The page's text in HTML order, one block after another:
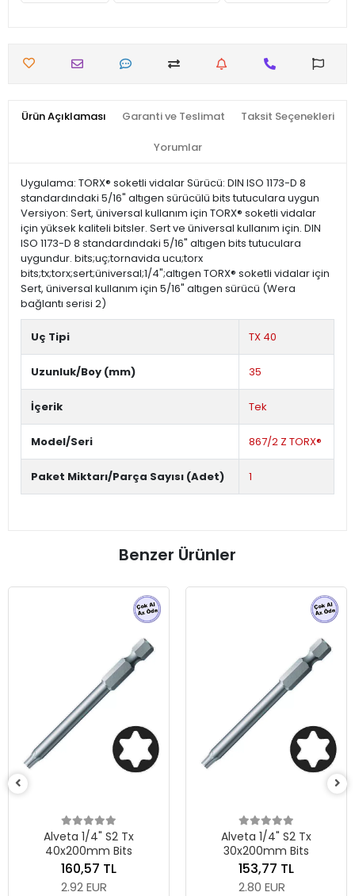
Ürün Açıklaması Garanti ve Teslimat Taksit Seçenekleri
Yorumlar
Uygulama: TORX® soketli vidalar Sürücü: DIN ISO 1173-D 8
standardındaki 5/16" altıgen sürücülü bits tutuculara uygun
Versiyon: Sert, üniversal kullanım için TORX® soketli vidalar
için yüksek kaliteli bitsler. Sert ve üniversal kullanım için. DIN
ISO 1173-D 8 standardındaki 5/16" altıgen bits tutuculara
uygundur. bits;uç;tornavida ucu;torx
bits;tx;torx;sert;üniversal;1/4";altıgen TORX® soketli vidalar için
Sert, üniversal kullanım için 5/16" altıgen sürücü (Wera
bağlantı serisi 2)
Uç Tipi TX 40
Uzunluk/Boy (mm) 35
İçerik Tek
Model/Seri 867/2 Z TORX®
Paket Miktarı/Parça Sayısı (Adet) 1
Benzer Ürünler
Alveta 1/4" S2 Tx
40x200mm Bits
160,57 TL
2.92 EUR
Alveta 1/4" S2 Tx
30x200mm Bits
153,77 TL
2.80 EUR